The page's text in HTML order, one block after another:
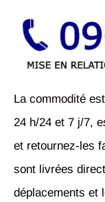
La commodité
24 h/24 et 7 j/7,
et retournez-les
sont livrées
déplacements et